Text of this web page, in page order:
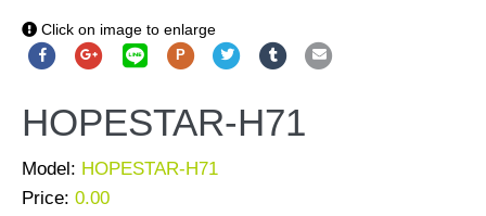
Click on image to enlarge
P
HOPESTAR-H71
Model: HOPESTAR-H71
Price: 0.00